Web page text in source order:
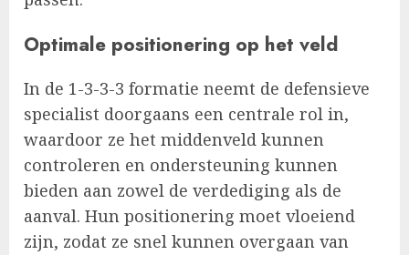
Optimale positionering op het veld
In de 1-3-3-3 formatie neemt de defensieve
specialist doorgaans een centrale rol in,
waardoor ze het middenveld kunnen
controleren en ondersteuning kunnen
bieden aan zowel de verdediging als de
aanval. Hun positionering moet vloeiend
zijn, zodat ze snel kunnen overgaan van